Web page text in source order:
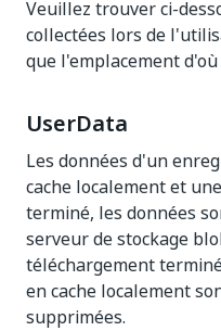
Veuillez trouver ci-
collectées lors de
que l'emplacement
UserData
Les données d'un
cache localement et
terminé, les données
serveur de stockage
téléchargement
en cache localement
supprimées.